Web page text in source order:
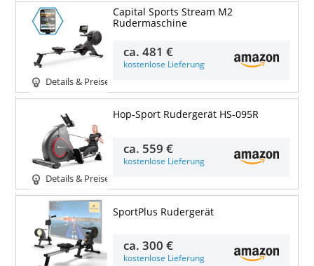
Details & Preise
Capital Sports Stream M2
Rudermaschine
ca.481 €
kostenlose Lieferung
Details & Preise
Hop-Sport Rudergerät HS-095R
ca. 559 €
kostenlose Lieferung
SportPlus Rudergerät
ca.300 €
kostenlose Lieferung